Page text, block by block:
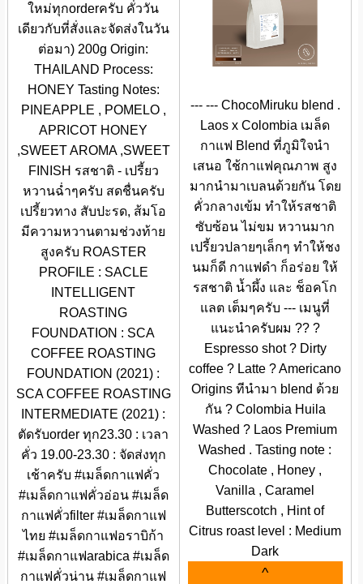
ใหม่ทุกorderครับ คั่ววัน
เดียวกับที่สั่งและจัดส่งในวัน
ต่อมา) 200g Origin:
THAILAND Process:
HONEY Tasting Notes:
PINEAPPLE , POMELO ,
APRICOT HONEY
,SWEET AROMA ,SWEET
FINISH รสชาติ - เปรี้ยว
หวานฉ่ำๆครับ สดชื่นครับ
เปรี้ยวทาง สับปะรด, ส้มโอ
มีความหวานตามช่วงท้าย
สูงครับ ROASTER
PROFILE : SACLE
INTELLIGENT
ROASTING
FOUNDATION : SCA
COFFEE ROASTING
FOUNDATION (2021) :
SCA COFFEE ROASTING
INTERMEDIATE (2021) :
ตัดรับorder ทุก23.30 : เวลา
คั่ว 19.00-23.30 : จัดส่งทุก
เช้าครับ #เมล็ดกาแฟคั่ว
#เมล็ดกาแฟคั่วอ่อน #เมล็ด
กาแฟคั่วfilter #เมล็ดกาแฟ
ไทย #เมล็ดกาแฟอราบิก้า
#เมล็ดกาแฟarabica #เมล็ด
กาแฟคั่วน่าน #เมล็ดกาแฟ
--- --- ChocoMiruku blend .
Laos x Colombia เมล็ด
กาแฟ Blend ที่ภูมิใจนำ
เสนอ ใช้กาแฟคุณภาพ สูง
มากนำมาเบลนด้วยกัน โดย
คั่วกลางเข้ม ทำให้รสชาติ
ซับซ้อน ไม่ขม หวานมาก
เปรี้ยวปลายๆเล็กๆ ทำให้ชง
นมก็ดี กาแฟดำ ก็อร่อย ให้
รสชาติ น้ำผึ้ง และ ช็อคโก
แลต เต็มๆครับ --- เมนูที่
แนะนำครับผม ?? ?
Espresso shot ? Dirty
coffee ? Latte ? Americano
Origins ทีนำมา blend ด้วย
กัน ? Colombia Huila
Washed ? Laos Premium
Washed . Tasting note :
Chocolate , Honey ,
Vanilla , Caramel
Butterscotch , Hint of
Citrus roast level : Medium
Dark
^